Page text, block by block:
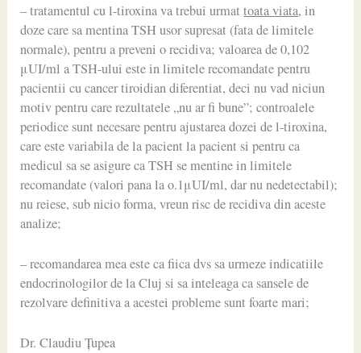
– tratamentul cu l-tiroxina va trebui urmattoata viata, in
doze care sa mentina TSH usor supresat (fata de limitele
normale), pentru a preveni o recidiva; valoarea de 0,102
μUI/ml a TSH-ului este in limitele recomandate pentru
pacientii cu cancer tiroidian diferentiat, deci nu vad niciun
motiv pentru care rezultatele „nu ar fi bune”; controalele
periodice sunt necesare pentru ajustarea dozei de l-tiroxina,
care este variabila de la pacient la pacient si pentru ca
medicul sa se asigure ca TSH se mentine in limitele
recomandate (valori pana la o.1μUI/ml, dar nu nedetectabil);
nu reiese, sub nicio forma, vreun risc de recidiva din aceste
analize;
– recomandarea mea este ca fiica dvs sa urmeze indicatiile
endocrinologilor de la Cluj si sa inteleaga ca sansele de
rezolvare definitiva a acestei probleme sunt foarte mari;
Dr. Claudiu Ţupea